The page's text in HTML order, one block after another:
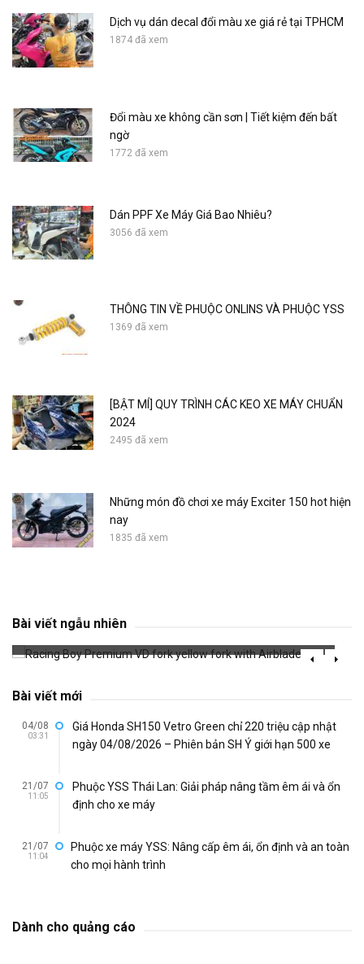
Dịch vụ dán decal đổi màu xe giá rẻ tại TPHCM
1874 đã xem
Đổi màu xe không cần sơn | Tiết kiệm đến bất
ngờ
1772 đã xem
Dán PPF Xe Máy Giá Bao Nhiêu?
3056 đã xem
THÔNG TIN VỀ PHUỘC ONLINS VÀ PHUỘC YSS
1369 đã xem
[BẬT MÍ] QUY TRÌNH CÁC KEO XE MÁY CHUẨN
2024
2495 đã xem
Những món đồ chơi xe máy Exciter 150 hot hiện
nay
1835 đã xem
Bài viết ngẫu nhiên
Airblade
Bài viết mới
04/08
03:31
Giá Honda SH150 Vetro Green chỉ 220 triệu cập nhật
ngày 04/08/2026 – Phiên bản SH Ý giới hạn 500 xe
21/07
11:05
Phuộc YSS Thái Lan: Giải pháp nâng tầm êm ái và ổn
định cho xe máy
21/07
11:04
Phuộc xe máy YSS: Nâng cấp êm ái, ổn định và an toàn
cho mọi hành trình
Dành cho quảng cáo